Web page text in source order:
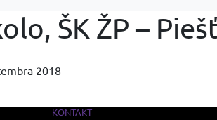
ŠK ŽP –
2018
KONTAKT